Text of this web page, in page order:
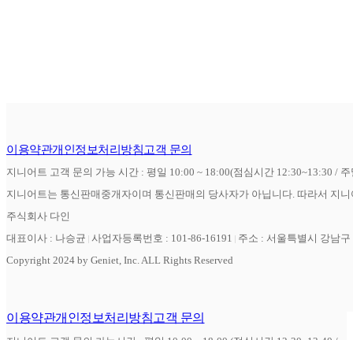
이용약관개인정보처리방침고객 문의
지니어트 고객 문의 가능 시간 : 평일 10:00 ~ 18:00(점심시간 12:30~13:30 /
지니어트는 통신판매중개자이며 통신판매의 당사자가 아닙니다. 따라서 지
주식회사 다인
대표이사 : 나승균 사업자등록번호 : 101-86-16191
주소 : 서울특별시 강남
Copyright 2024 by Geniet, Inc. ALL Rights Reserved
이용약관개인정보처리방침고객 문의